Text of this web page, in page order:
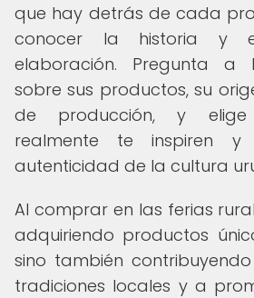
que hay detrás de cada
conocer la historia y
elaboración. Pregunta a
sobre sus productos, su
de producción, y
realmente te inspiren y
autenticidad de la cultura
Al comprar en las ferias
adquiriendo productos
sino también
tradiciones locales y a